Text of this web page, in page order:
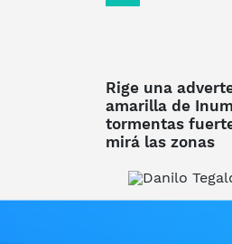
Rige una
amarilla de
tormentas
mirá las zonas